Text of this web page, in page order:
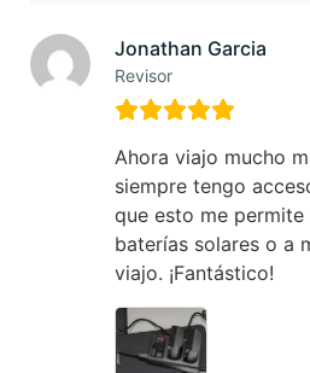
Jonathan Garcia
Revisor
Ahora viajo mucho
siempre tengo
que esto me
baterías solares o a
viajo. ¡Fantástico!